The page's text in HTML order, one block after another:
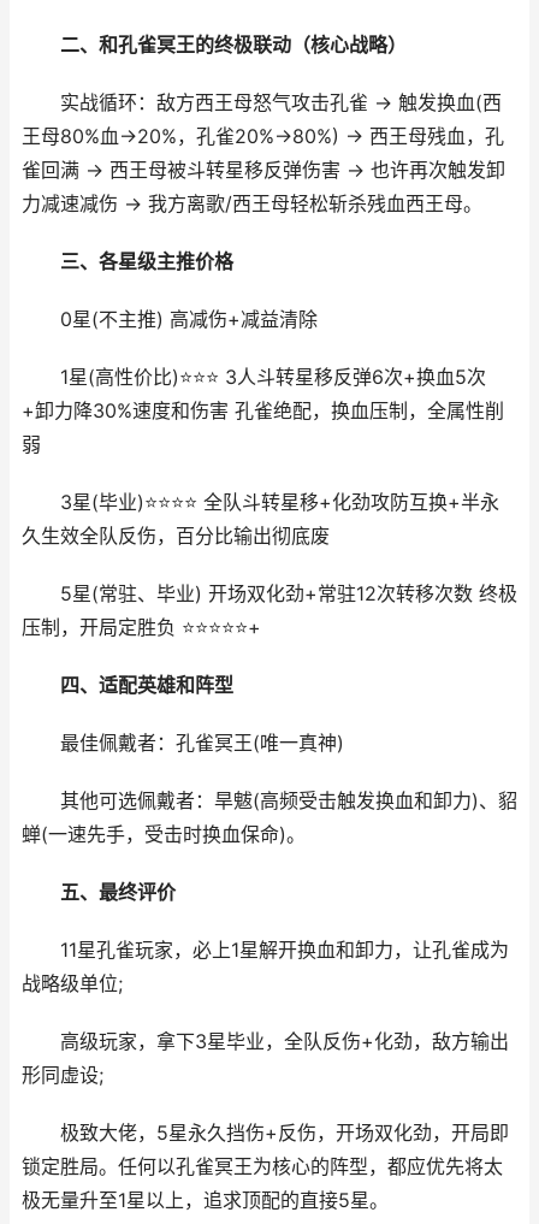
二、和孔雀冥王的终极联动（核心战略）
实战循环：敌方西王母怒气攻击孔雀 → 触发换血(西
王母80%血→20%，孔雀20%→80%) → 西王母残血，孔
雀回满 → 西王母被斗转星移反弹伤害 → 也许再次触发卸
力减速减伤 → 我方离歌/西王母轻松斩杀残血西王母。
三、各星级主推价格
0星(不主推) 高减伤+减益清除
1星(高性价比)⭐⭐⭐ 3人斗转星移反弹6次+换血5次
+卸力降30%速度和伤害 孔雀绝配，换血压制，全属性削
弱
3星(毕业)⭐⭐⭐⭐ 全队斗转星移+化劲攻防互换+半永
久生效全队反伤，百分比输出彻底废
5星(常驻、毕业) 开场双化劲+常驻12次转移次数 终极
压制，开局定胜负 ⭐⭐⭐⭐⭐+
四、适配英雄和阵型
最佳佩戴者：孔雀冥王(唯一真神)
其他可选佩戴者：旱魃(高频受击触发换血和卸力)、貂
蝉(一速先手，受击时换血保命)。
五、最终评价
11星孔雀玩家，必上1星解开换血和卸力，让孔雀成为
战略级单位;
高级玩家，拿下3星毕业，全队反伤+化劲，敌方输出
形同虚设;
极致大佬，5星永久挡伤+反伤，开场双化劲，开局即
锁定胜局。任何以孔雀冥王为核心的阵型，都应优先将太
极无量升至1星以上，追求顶配的直接5星。